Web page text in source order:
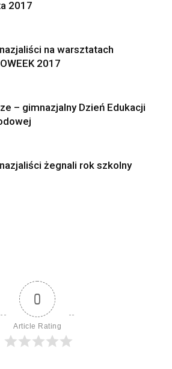
2017
na warsztatach
2017
– gimnazjalny Dzień Edukacji
żegnali rok szkolny
0
Article Rating